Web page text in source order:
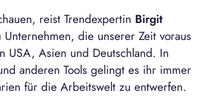
reist Trendexpertin Birgit
die unserer Zeit voraus
USA, Asien und Deutschland. In
anderen Tools gelingt es ihr immer
für die Arbeitswelt zu entwerfen.